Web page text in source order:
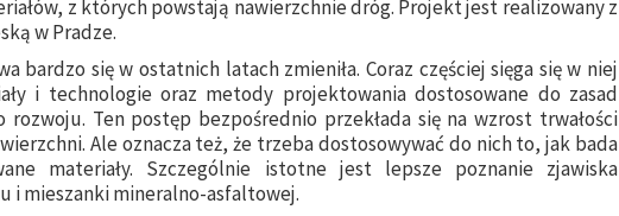
z których powstają nawierzchnie dróg. Projekt jest realizowany z
w Pradze.
bardzo się w ostatnich latach zmieniła. Coraz częściej sięga się w niej
i technologie oraz metody projektowania dostosowane do zasad
rozwoju. Ten postęp bezpośrednio przekłada się na wzrost trwałości
Ale oznacza też, że trzeba dostosowywać do nich to, jak bada
materiały. Szczególnie istotne jest lepsze poznanie zjawiska
i mieszanki mineralno-asfaltowej.